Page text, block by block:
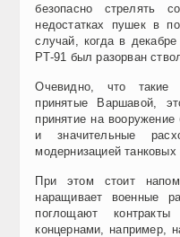
безопасно стрелять
недостатках пушек в
случай, когда в
РТ-91 был разорван
Очевидно, что такие
принятые Варшавой,
принятие на
и значительные
модернизацией
При этом стоит
наращивает военные
поглощают
концернами, например,